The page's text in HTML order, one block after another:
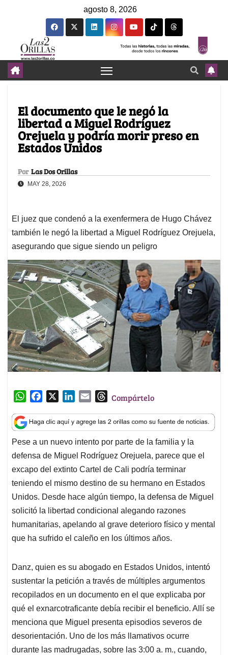
agosto 8, 2026
El documento que le negó la
libertad a Miguel Rodríguez
Orejuela y podría morir preso en
Estados Unidos
Por Las Dos Orillas
MAY 28, 2026
El juez que condenó a la exenfermera de Hugo Chávez
también le negó la libertad a Miguel Rodríguez Orejuela,
asegurando que sigue siendo un peligro
W
a
t
s
A
p
p
c
e
b
o
o
k
n
k
e
d
I
n
a
i
l
T
r
e
a
d
s
Compártelo
Pese a un nuevo intento por parte de la familia y la
defensa de Miguel Rodríguez Orejuela, parece que el
excapo del extinto Cartel de Cali podría terminar
teniendo el mismo destino de su hermano en Estados
Unidos. Desde hace algún tiempo, la defensa de Miguel
solicitó la libertad condicional alegando razones
humanitarias, apelando al grave deterioro físico y mental
que ha sufrido el caleño en los últimos años.
Danz, quien es su abogado en Estados Unidos, intentó
sustentar la petición a través de múltiples argumentos
recopilados en un documento en el que explicaba por
qué el exnarcotraficante debía recibir el beneficio. Allí se
menciona que Miguel presenta episodios severos de
desorientación. Uno de los más llamativos ocurre
durante las madrugadas, sobre las 3:00 a. m., cuando,